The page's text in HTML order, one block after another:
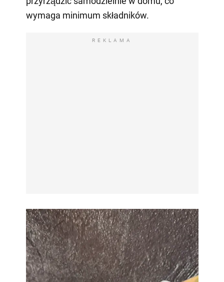
wymaga minimum składników.
REKLAMA